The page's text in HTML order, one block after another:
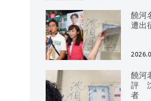
饒河
遭出
饒河
評
者